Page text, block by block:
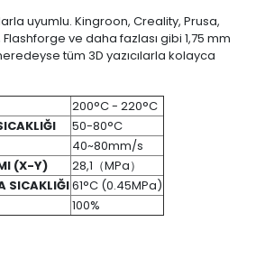
uyumlu. Kingroon, Creality, Prusa,
Flashforge ve daha fazlası gibi 1,75 mm
tüm 3D yazıcılarla kolayca
200°C - 220°C
50-80°C
40~80mm/s
(X-Y)
28,1（MPa）
SICAKLIĞI61°C (0.45MPa)
100%